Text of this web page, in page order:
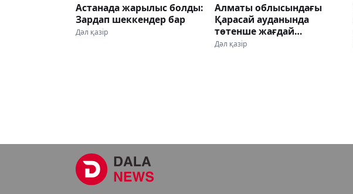
Астанада жарылыс болды:
Зардап шеккендер бар
Дәл қазір
Алматы облысындағы
Қарасай ауданында
төтенше жағдай
жарияланды
Дәл қазір